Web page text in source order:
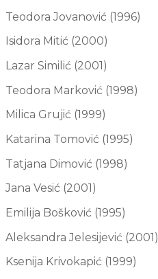
Teodora Jovanović (1996)
Isidora Mitić (2000)
Lazar Similić (2001)
Teodora Marković (1998)
Milica Grujić (1999)
Katarina Tomović (1995)
Tatjana Dimović (1998)
Jana Vesić (2001)
Emilija Bošković (1995)
Aleksandra Jelesijević (2001)
Ksenija Krivokapić (1999)